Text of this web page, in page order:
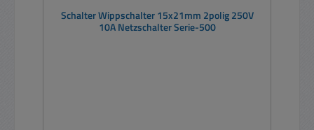
Schalter Wippschalter 15x21mm 2polig 250V
10A Netzschalter Serie-500